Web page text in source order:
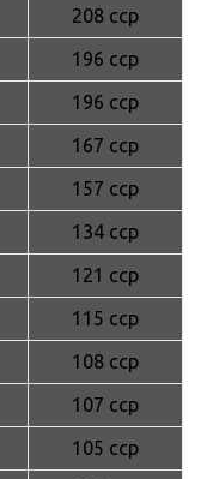
208 ccp
196 ccp
196 ccp
167 ccp
157 ccp
134 ccp
121 ccp
115 ccp
108 ccp
107 ccp
105 ccp